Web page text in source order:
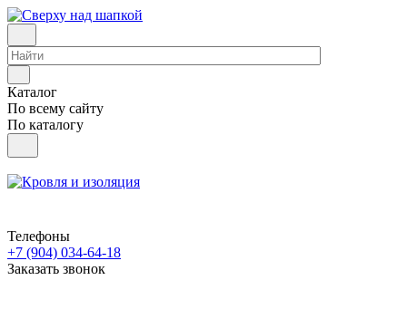
Каталог
По всему сайту
По каталогу
Телефоны
+7 (904) 034-64-18
Заказать звонок